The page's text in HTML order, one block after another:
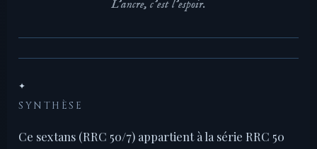
L'ancre, c'est l'espoir.
✦
SYNTHÈSE
Ce sextans (RRC 50/7) appartient à la série RRC 50